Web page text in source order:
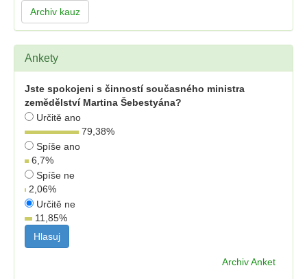
Archiv kauz
Ankety
Jste spokojeni s činností současného ministra
zemědělství Martina Šebestyána?
Určitě ano
79,38%
Spíše ano
6,7%
Spíše ne
2,06%
Určitě ne
11,85%
Archiv Anket